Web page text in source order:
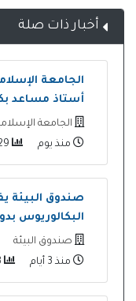
أخبار ذات صلة
الجامعة
أستاذ مساعد
الجامعة
منذ يوم
صندوق البيئة
البكالوريوس
صندوق البيئة
منذ 3 أيام